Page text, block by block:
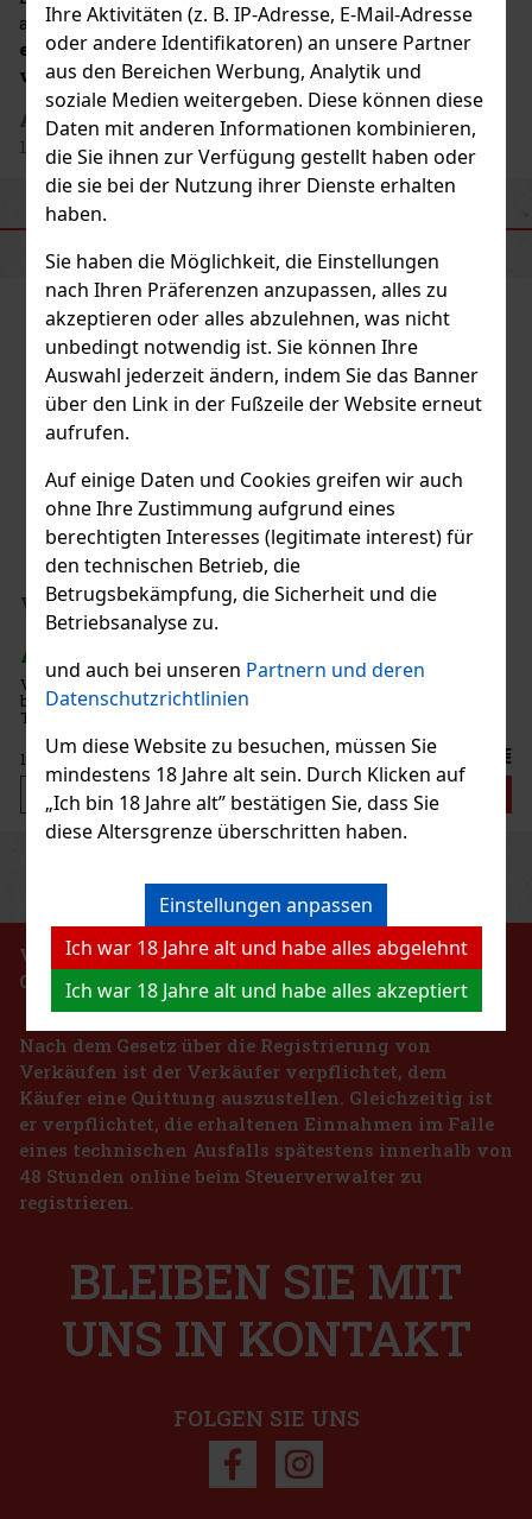
Ihre Aktivitäten (z. B. IP-Adresse, E-Mail-Adresse
oder andere Identifikatoren) an unsere Partner
aus den Bereichen Werbung, Analytik und
soziale Medien weitergeben. Diese können diese
Daten mit anderen Informationen kombinieren,
die Sie ihnen zur Verfügung gestellt haben oder
die sie bei der Nutzung ihrer Dienste erhalten
haben.
Sie haben die Möglichkeit, die Einstellungen
nach Ihren Präferenzen anzupassen, alles zu
akzeptieren oder alles abzulehnen, was nicht
unbedingt notwendig ist. Sie können Ihre
Auswahl jederzeit ändern, indem Sie das Banner
über den Link in der Fußzeile der Website erneut
aufrufen.
Auf einige Daten und Cookies greifen wir auch
ohne Ihre Zustimmung aufgrund eines
berechtigten Interesses (legitimate interest) für
den technischen Betrieb, die
Betrugsbekämpfung, die Sicherheit und die
Betriebsanalyse zu.
und auch bei unseren Partnern und deren
Datenschutzrichtlinien
Um diese Website zu besuchen, müssen Sie
mindestens 18 Jahre alt sein. Durch Klicken auf
„Ich bin 18 Jahre alt” bestätigen Sie, dass Sie
diese Altersgrenze überschritten haben.
Einstellungen anpassen
Ich war 18 Jahre alt und habe alles abgelehnt
Ich war 18 Jahre alt und habe alles akzeptiert
auszugänglichem Stil, modernem Konzept und
einem breiten Angebot an Getränken für
verschiedene Anlässe.
Adresse des Herstellers: Bartex Bartol sp. j., Paproč
111, 64-300 Nowy Tomyšl, PL
VERBOT DES VERKAUFS VON ALKOHOLISCHEN
GETRÄNKEN AN PERSONEN UNTER 18 JAHREN !!!
Nach dem Gesetz über die Registrierung von
Verkäufen ist der Verkäufer verpflichtet, dem
Käufer eine Quittung auszustellen. Gleichzeitig ist
er verpflichtet, die erhaltenen Einnahmen im Falle
eines technischen Ausfalls spätestens innerhalb von
48 Stunden online beim Steuerverwalter zu
registrieren.
BLEIBEN SIE MIT
UNS IN KONTAKT
FOLGEN SIE UNS